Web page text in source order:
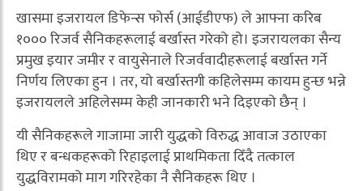
खासमा इजरायल डिफेन्स फोर्स (आईडीएफ) ले आफ्ना करिब
१००० रिजर्व सैनिकहरूलाई बर्खास्त गरेको हो। इजरायलका सैन्य
प्रमुख इयार जमीर र वायुसेनाले रिजर्ववादीहरूलाई बर्खास्त गर्ने
निर्णय लिएका हुन । तर, यो बर्खास्तगी कहिलेसम्म कायम हुन्छ भन्ने
इजरायलले अहिलेसम्म केही जानकारी भने दिइएको छैन् ।
यी सैनिकहरूले गाजामा जारी युद्धको विरुद्ध आवाज उठाएका
थिए र बन्धकहरूको रिहाइलाई प्राथमिकता दिँदै तत्काल
युद्धविरामको माग गरिरहेका नै सैनिकहरू थिए ।